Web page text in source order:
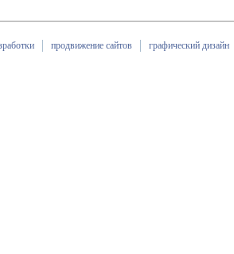
продвижение сайтов графический дизайн